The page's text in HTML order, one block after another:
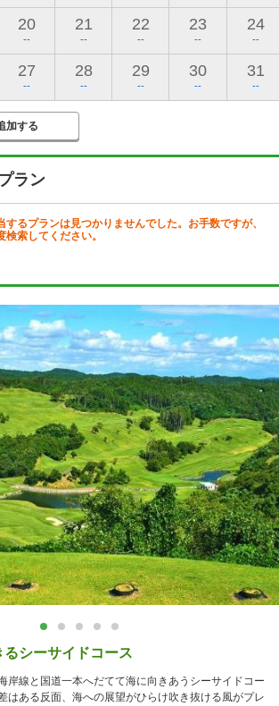
20
--
21
--
22
--
23
--
24
--
27
--
28
--
29
--
30
--
31
--
加する
ラン
するプランは見つかりませんでした。お手数ですが、
索してください。
るシーサイドコース
岸線と国道一本へだてて海に向きあうシーサイドコー
はある反面、海への展望がひらけ吹き抜ける風がプレ